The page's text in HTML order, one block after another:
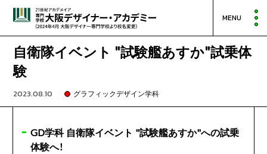
MENU
自衛隊イベント "試験艦あすか"試乗体
験
2023.08.10 グラフィックデザイン学科
GD学科 自衛隊イベント "試験艦あすか"への試乗
体験へ！